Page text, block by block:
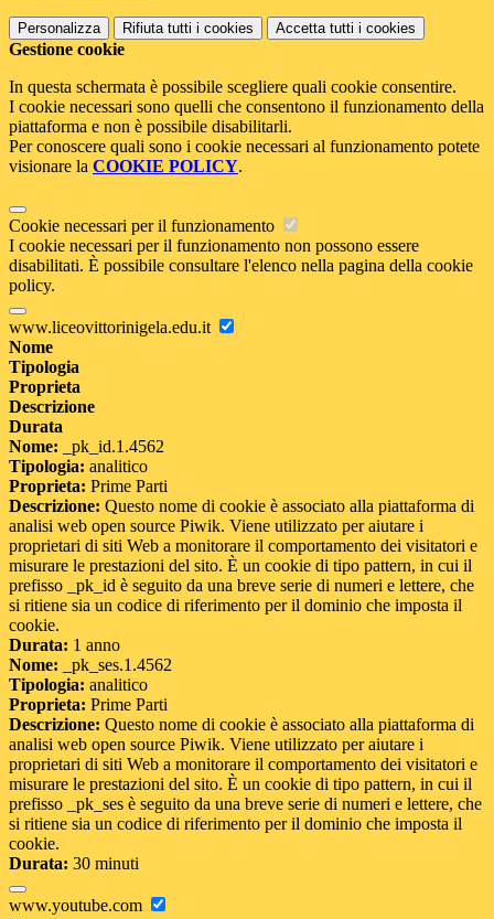
Personalizza Rifiuta tutti i cookies Accetta tutti i cookies
Gestione cookie
In questa schermata è possibile scegliere quali cookie consentire.
I cookie necessari sono quelli che consentono il funzionamento della
piattaforma e non è possibile disabilitarli.
Per conoscere quali sono i cookie necessari al funzionamento potete
visionare la COOKIE POLICY.
Cookie necessari per il funzionamento
I cookie necessari per il funzionamento non possono essere
disabilitati. È possibile consultare l'elenco nella pagina della cookie
policy.
www.liceovittorinigela.edu.it
Nome
Tipologia
Proprieta
Descrizione
Durata
Nome: _pk_id.1.4562
Tipologia: analitico
Proprieta: Prime Parti
Descrizione: Questo nome di cookie è associato alla piattaforma di
analisi web open source Piwik. Viene utilizzato per aiutare i
proprietari di siti Web a monitorare il comportamento dei visitatori e
misurare le prestazioni del sito. È un cookie di tipo pattern, in cui il
prefisso _pk_id è seguito da una breve serie di numeri e lettere, che
si ritiene sia un codice di riferimento per il dominio che imposta il
cookie.
Durata: 1 anno
Nome: _pk_ses.1.4562
Tipologia: analitico
Proprieta: Prime Parti
Descrizione: Questo nome di cookie è associato alla piattaforma di
analisi web open source Piwik. Viene utilizzato per aiutare i
proprietari di siti Web a monitorare il comportamento dei visitatori e
misurare le prestazioni del sito. È un cookie di tipo pattern, in cui il
prefisso _pk_ses è seguito da una breve serie di numeri e lettere, che
si ritiene sia un codice di riferimento per il dominio che imposta il
cookie.
Durata: 30 minuti
www.youtube.com